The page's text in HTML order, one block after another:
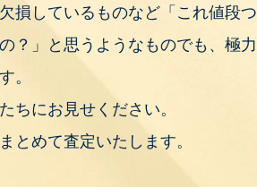
損しているものなど「これ値段つ
？」と思うようなものでも、極力
。
ちにお見せください。
とめて査定いたします。